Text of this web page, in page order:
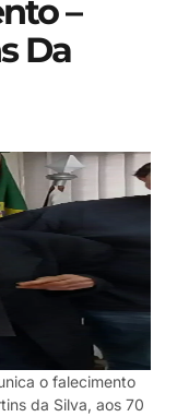
–
Da
o falecimento
da Silva, aos 70